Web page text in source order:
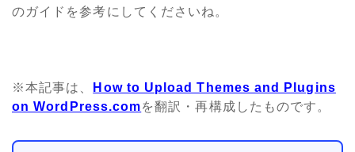
のガイドを参考にしてくださいね。
※本記事は、
How to Upload Themes and Plugins
on WordPress.comを翻訳・再構成したものです。